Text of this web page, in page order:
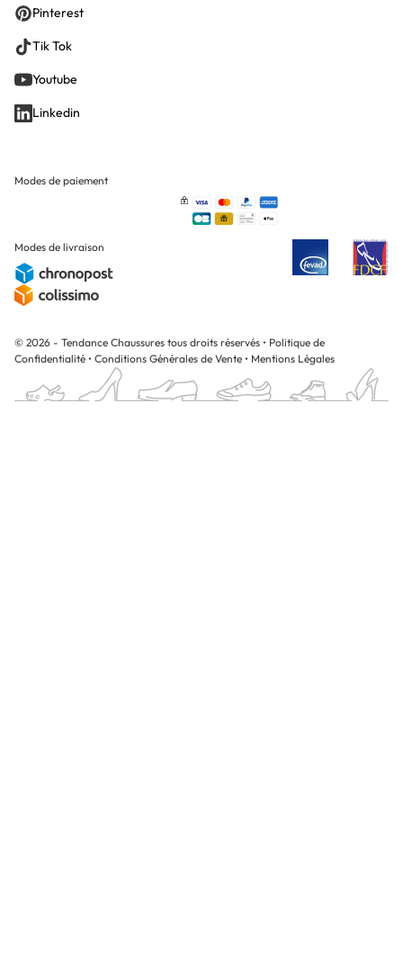
Pinterest
Tik Tok
Youtube
Linkedin
Modes de paiement
Modes de livraison
© 2026 - Tendance Chaussures tous droits réservés • Politique de
Confidentialité • Conditions Générales de Vente • Mentions Légales